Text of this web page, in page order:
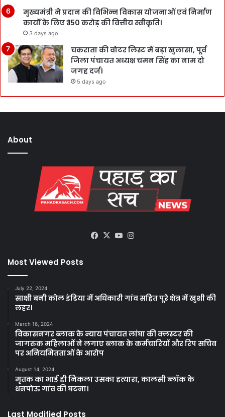
मुख्यमंत्री ने प्रदान की विभिन्न विकास योजनाओं एवं निर्माण
कार्यों के लिए ₹ 150 करोड़ की वित्तीय स्वीकृति।
3 days ago
चकराता की वोटर लिस्ट में बड़ा खुलासा, पूर्व
जिला पंचायत अध्यक्ष चमन सिंह का नाम दो
जगह दर्ज।
5 days ago
About
Facebook
X YouTube
Most Viewed Posts
July 22, 2024
साक्षी बनी कोल इंडिया में अधिकारी गांव सहित पूरे क्षेत्र में खुशी की
लहर।
March 16, 2024
विकासनगर ब्लाक के न्याय पंचायत लांघा की क्लस्टर की
जागरुक महिलाओं ने लगाए ब्लाक के कर्मचारियों और रिप सचिव
पर अनियमितताओं के आरोप
August 14, 2024
मृतक का भाई ही निकला उसका हत्यारा, कालसी ब्लॉक के
धनपोऊ गांव की घटना।
Last Modified Posts